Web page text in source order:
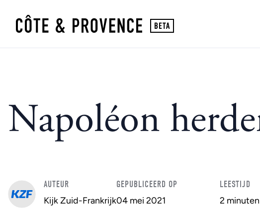
Napoléon
AUTEUR
Kijk Zuid-Frankrijk
GEPUBLICEERD OP
04 mei 2021
LEESTIJD
2 minuten